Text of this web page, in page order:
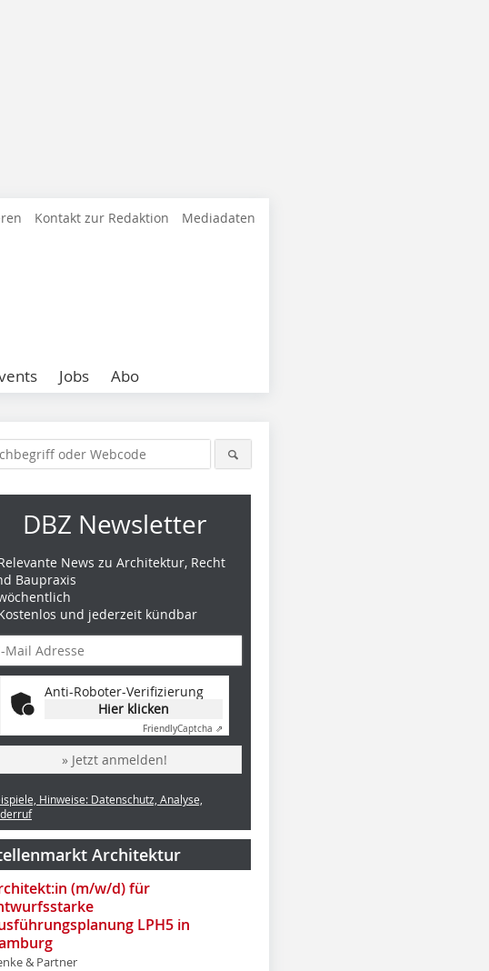
Kontakt zur Redaktion Mediadaten
Jobs Abo
DBZ Newsletter
News zu Architektur, Recht
Baupraxis
und jederzeit kündbar
Anti-Roboter-Verifizierung
Hier klicken
FriendlyCaptcha ⇗
» Jetzt anmelden!
Hinweise: Datenschutz, Analyse,
Architektur
(m/w/d) für
LPH5 in
& Partner